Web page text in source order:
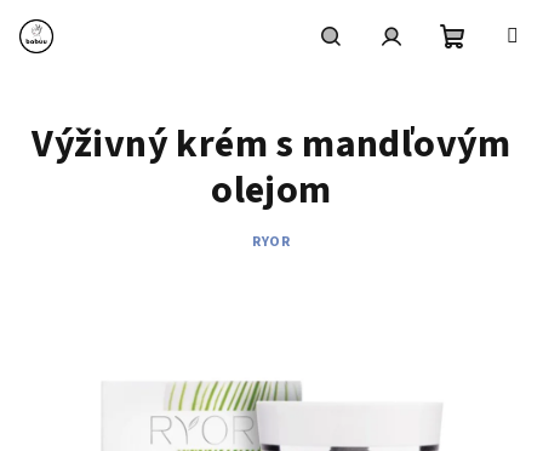
obsah
košík
Výživný krém s mandľovým
olejom
RYOR